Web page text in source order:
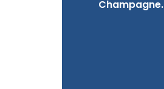
Champagne.